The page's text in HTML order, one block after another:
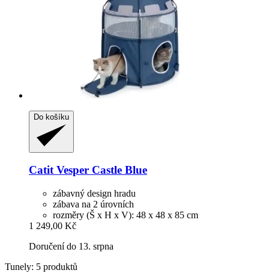
Do košíku
CatitVesper Castle Blue
zábavný design hradu
zábava na 2 úrovních
rozměry (Š x H x V): 48 x 48 x 85 cm
1 249,00 Kč
Doručení do 13. srpna
Tunely: 5 produktů